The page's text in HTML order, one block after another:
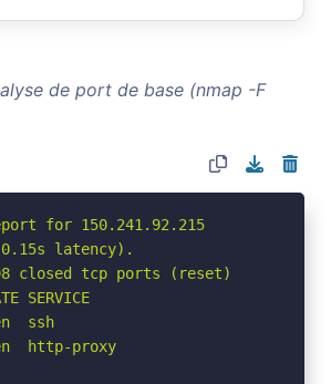
de port de base (nmap -F
for 150.241.92.215
latency).
closed tcp ports (reset)
SERVICE
ssh
http-proxy